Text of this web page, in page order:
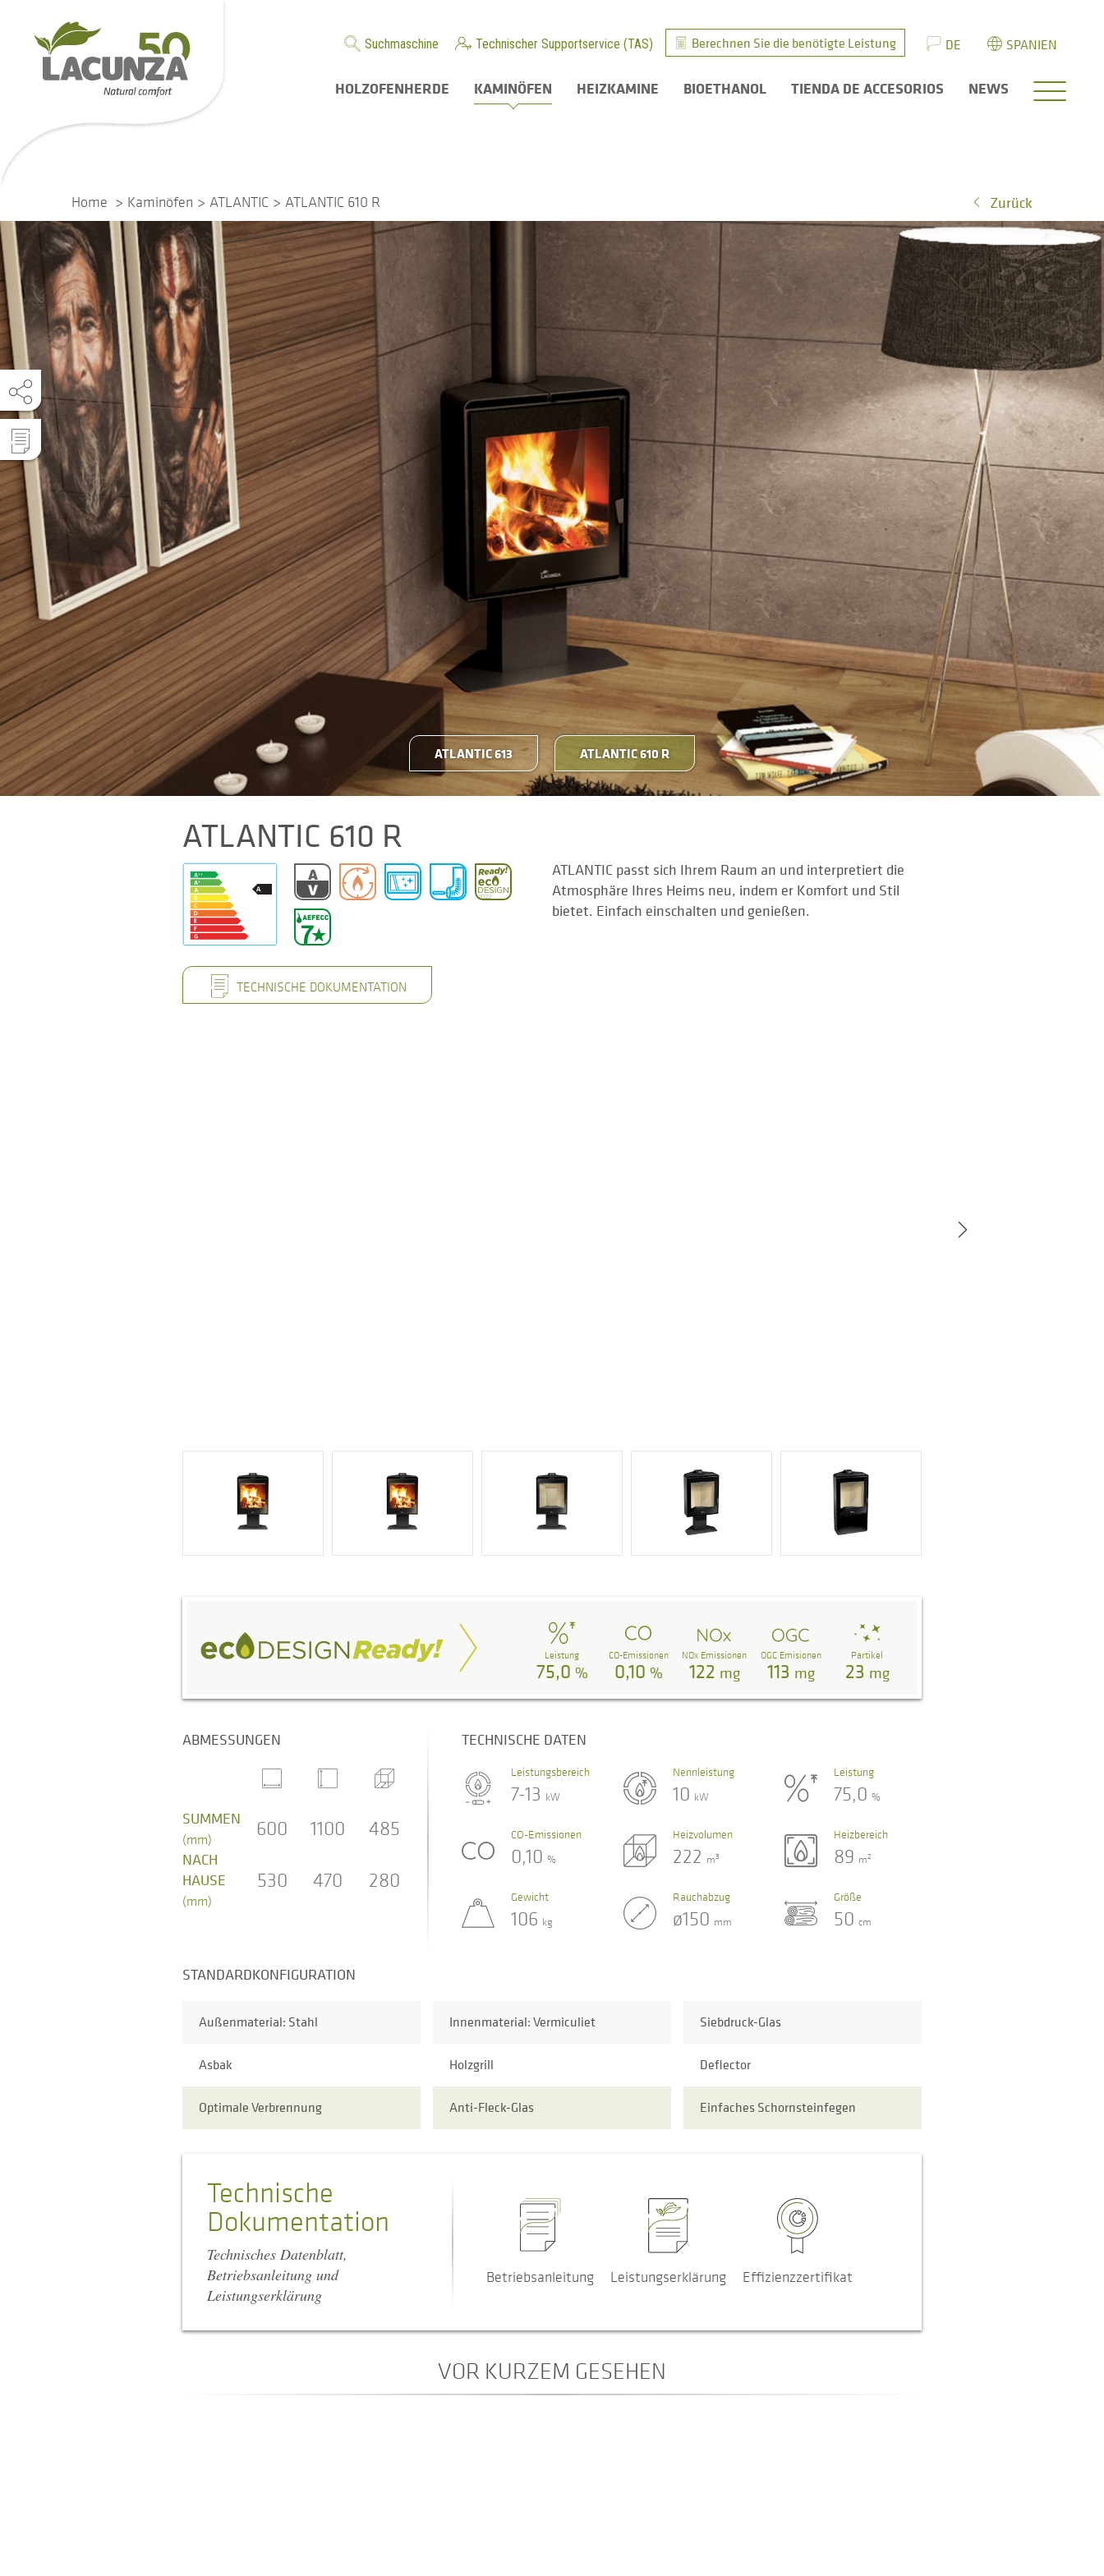
Suchmaschine Technischer Supportservice (TAS) Berechnen Sie die benötigte Leistung DE SPANIEN
HOLZOFENHERDE KAMINÖFEN HEIZKAMINE BIOETHANOL TIENDA DE ACCESORIOS NEWS
Home Kaminöfen ATLANTIC ATLANTIC 610 R Zurück
ATLANTIC 613 ATLANTIC 610 R
ATLANTIC 610 R
ATLANTIC passt sich Ihrem Raum an und interpretiert die
Atmosphäre Ihres Heims neu, indem er Komfort und Stil
bietet. Einfach einschalten und genießen.
TECHNISCHE DOKUMENTATION
Leistung
75,0 %
CO-Emissionen
0,10 %
NOx Emissionen
122 mg
OGC Emisionen
113 mg
Partikel
23 mg
ABMESSUNGEN
SUMMEN
(mm) 600 1100 485
NACH
HAUSE
(mm)
530 470 280
TECHNISCHE DATEN
Leistungsbereich
7-13 kW
Nennleistung
10 kW
Leistung
75,0%
CO-Emissionen
0,10 %
Heizvolumen
222 m3
Heizbereich
89 m2
Gewicht
106 kg
Rauchabzug
ø150 mm
Größe
50cm
STANDARDKONFIGURATION
Außenmaterial: Stahl Innenmaterial: Vermiculiet Siebdruck-Glas
Asbak Holzgrill Deflector
Optimale Verbrennung Anti-Fleck-Glas Einfaches Schornsteinfegen
Technische
Dokumentation
Technisches Datenblatt,
Betriebsanleitung und
Leistungserklärung
Betriebsanleitung Leistungserklärung Effizienzzertifikat
VOR KURZEM GESEHEN